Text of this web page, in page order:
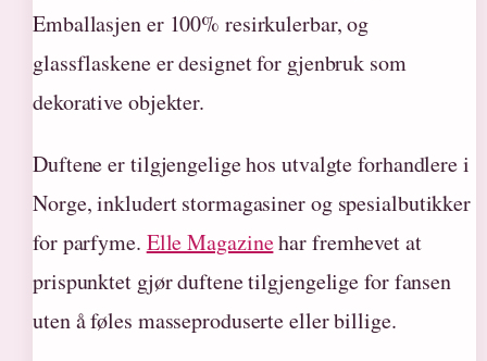
Emballasjen er 100% resirkulerbar, og
glassflaskene er designet for gjenbruk som
dekorative objekter.
Duftene er tilgjengelige hos utvalgte forhandlere i
Norge, inkludert stormagasiner og spesialbutikker
for parfyme. Elle Magazinehar fremhevet at
prispunktet gjør duftene tilgjengelige for fansen
uten å føles masseproduserte eller billige.